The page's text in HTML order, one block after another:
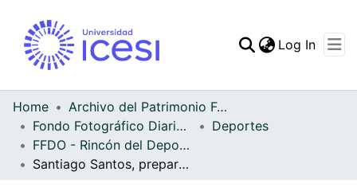
Statistics
Log In
Home
Archivo del Patrimonio Fotográfico y Fílmico del Valle del Cauca
Fondo Fotográfico Diario Occidente
Deportes
FFDO - Rincón del Deportivo Cali - Patrimonial
Santiago Santos, preparador físico del Deportivo Cali, junto a los jugadores Miguel Antonio Rada y Hugo Caicedo